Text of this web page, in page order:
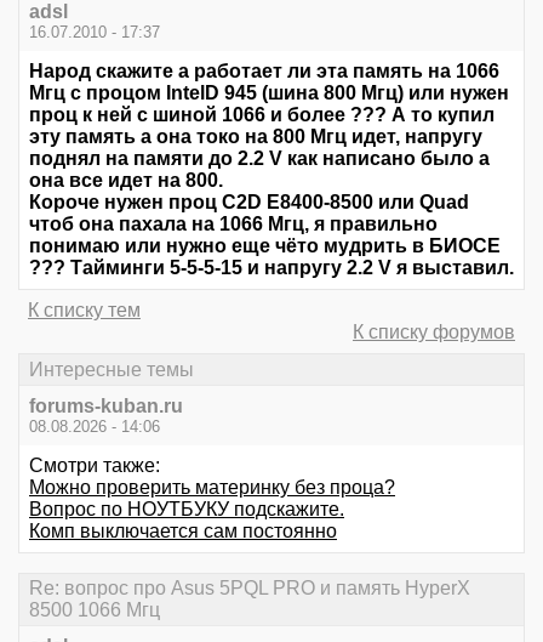
adsl
16.07.2010 - 17:37
Народ скажите а работает ли эта память на 1066
Мгц с процом IntelD 945 (шина 800 Мгц) или нужен
проц к ней с шиной 1066 и более ??? А то купил
эту память а она токо на 800 Мгц идет, напругу
поднял на памяти до 2.2 V как написано было а
она все идет на 800.
Короче нужен проц С2D E8400-8500 или Quad
чтоб она пахала на 1066 Мгц, я правильно
понимаю или нужно еще чёто мудрить в БИОСЕ
??? Тайминги 5-5-5-15 и напругу 2.2 V я выставил.
К списку тем
К списку форумов
Интересные темы
forums-kuban.ru
08.08.2026 - 14:06
Смотри также:
Можно проверить материнку без проца?
Вопрос по НОУТБУКУ подскажите.
Комп выключается сам постоянно
Re: вопрос про Asus 5PQL PRO и память HyperX
8500 1066 Мгц